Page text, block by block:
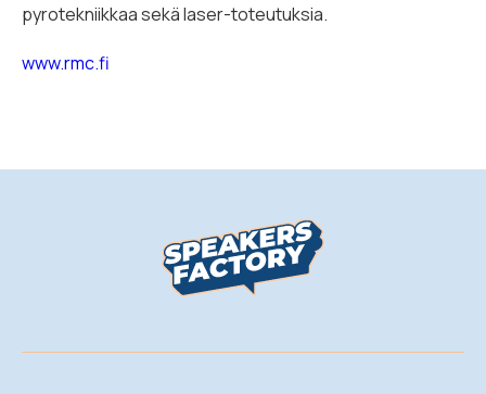
pyrotekniikkaa sekä laser-toteutuksia.
www.rmc.fi